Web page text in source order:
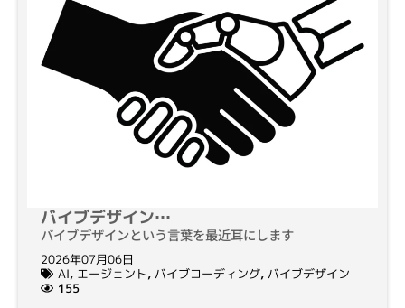
バイブデザイン…
バイブデザインという言葉を最近耳にします
2026年07月06日
AI, エージェント, バイブコーディング, バイブデザイン
155